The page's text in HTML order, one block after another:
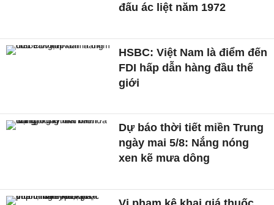
đấu ác liệt năm 1972
HSBC: Việt Nam là điểm đến
FDI hấp dẫn hàng đầu thế
giới
Dự báo thời tiết miền Trung
ngày mai 5/8: Nắng nóng
xen kẽ mưa dông